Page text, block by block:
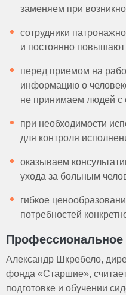
заменяем при
сотрудники
и постоянно
перед приемом на
информацию о
не принимаем людей с
при необходимости
для контроля
оказываем
ухода за больным
гибкое
потребностей
Профессиональное
Александр Шкребело,
фонда «Старшие»,
подготовке и обучении